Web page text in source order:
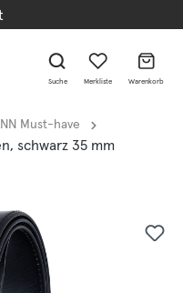
Suche Merkliste Warenkorb
Must-have
schwarz 35 mm